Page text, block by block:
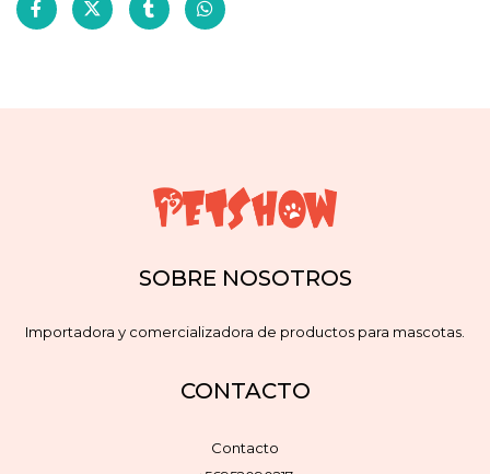
SOBRE NOSOTROS
Importadora y comercializadora de productos para mascotas.
CONTACTO
Contacto